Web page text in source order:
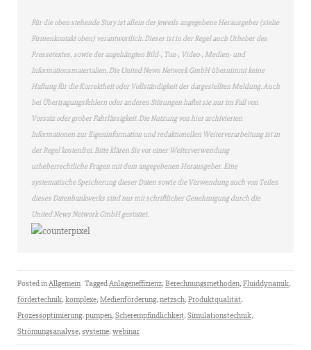
Für die oben stehende Story ist allein der jeweils angegebene Herausgeber (siehe
Firmenkontakt oben) verantwortlich. Dieser ist in der Regel auch Urheber des
Pressetextes, sowie der angehängten Bild-, Ton-, Video-, Medien- und
Informationsmaterialien. Die United News Network GmbH übernimmt keine
Haftung für die Korrektheit oder Vollständigkeit der dargestellten Meldung. Auch
bei Übertragungsfehlern oder anderen Störungen haftet sie nur im Fall von
Vorsatz oder grober Fahrlässigkeit. Die Nutzung von hier archivierten
Informationen zur Eigeninformation und redaktionellen Weiterverarbeitung ist in
der Regel kostenfrei. Bitte klären Sie vor einer Weiterverwendung
urheberrechtliche Fragen mit dem angegebenen Herausgeber. Eine
systematische Speicherung dieser Daten sowie die Verwendung auch von Teilen
dieses Datenbankwerks sind nur mit schriftlicher Genehmigung durch die
United News Network GmbH gestattet.
Posted inAllgemein TaggedAnlageneffizienz,Berechnungsmethoden,Fluiddynamik,
fördertechnik,komplexe,Medienförderung,netzsch,Produktqualität,
Prozessoptimierung,pumpen,Scherempfindlichkeit,Simulationstechnik,
Strömungsanalyse,systeme,webinar